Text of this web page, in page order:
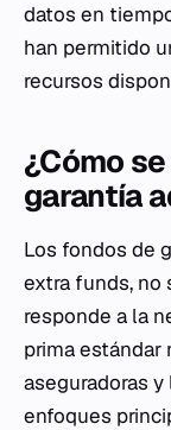
datos en
han permitido
recursos
¿Cómo
garantía
Los fondos de
extra funds, no
responde a la
prima estándar
aseguradoras
enfoques